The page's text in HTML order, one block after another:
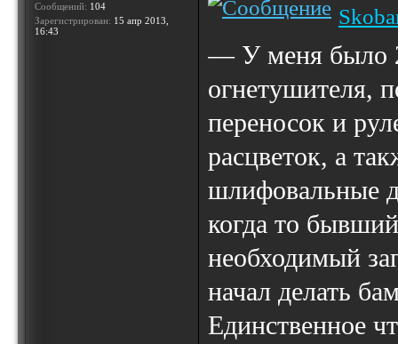
Сообщений: 104
Зарегистрирован: 15 апр 2013,
16:43
— У меня было 2
огнетушителя,
переносок и
расцветок, а
шлифовальные
когда то
необходимый
начал делать
Единственное